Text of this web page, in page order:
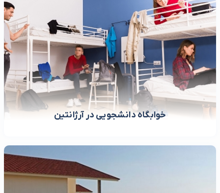
خوابگاه دانشجویی در آرژانتین